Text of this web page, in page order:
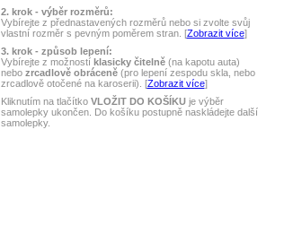
2. krok - výběr rozměrů:
Vybírejte z přednastavených rozměrů nebo si zvolte svůj
vlastní rozměr s pevným poměrem stran. [Zobrazit více]
3. krok - způsob lepení:
Vybírejte z možností klasicky čitelně(na kapotu auta)
nebo zrcadlově obráceně(pro lepení zespodu skla, nebo
zrcadlově otočené na karoserii). [Zobrazit více]
Kliknutím na tlačítko VLOŽIT DO KOŠÍKUje výběr
samolepky ukončen. Do košíku postupně naskládejte další
samolepky.